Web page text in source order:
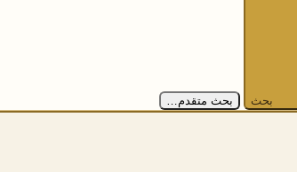
بحث بحث متقدم…